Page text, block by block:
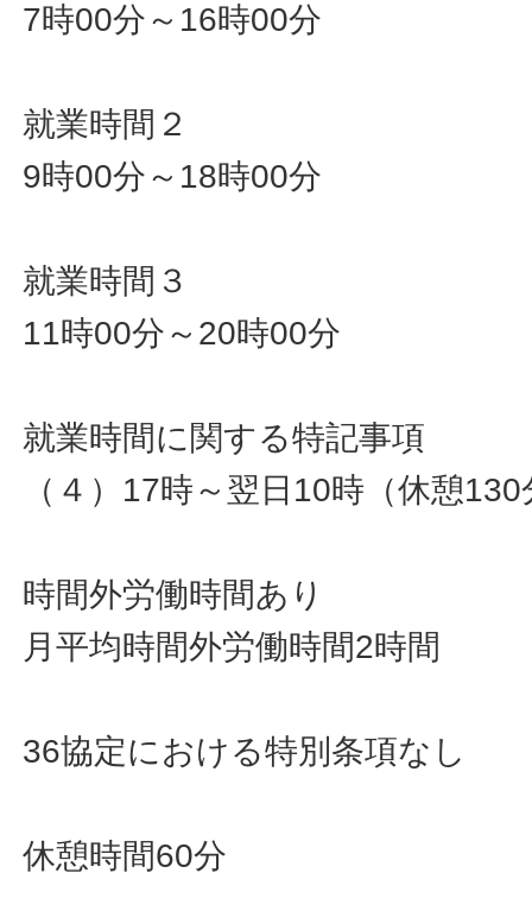
7時00分～16時00分
就業時間２
9時00分～18時00分
就業時間３
11時00分～20時00分
就業時間に関する特記事項
（４）17時～翌日10時（休憩
時間外労働時間あり
月平均時間外労働時間2時間
36協定における特別条項なし
休憩時間60分